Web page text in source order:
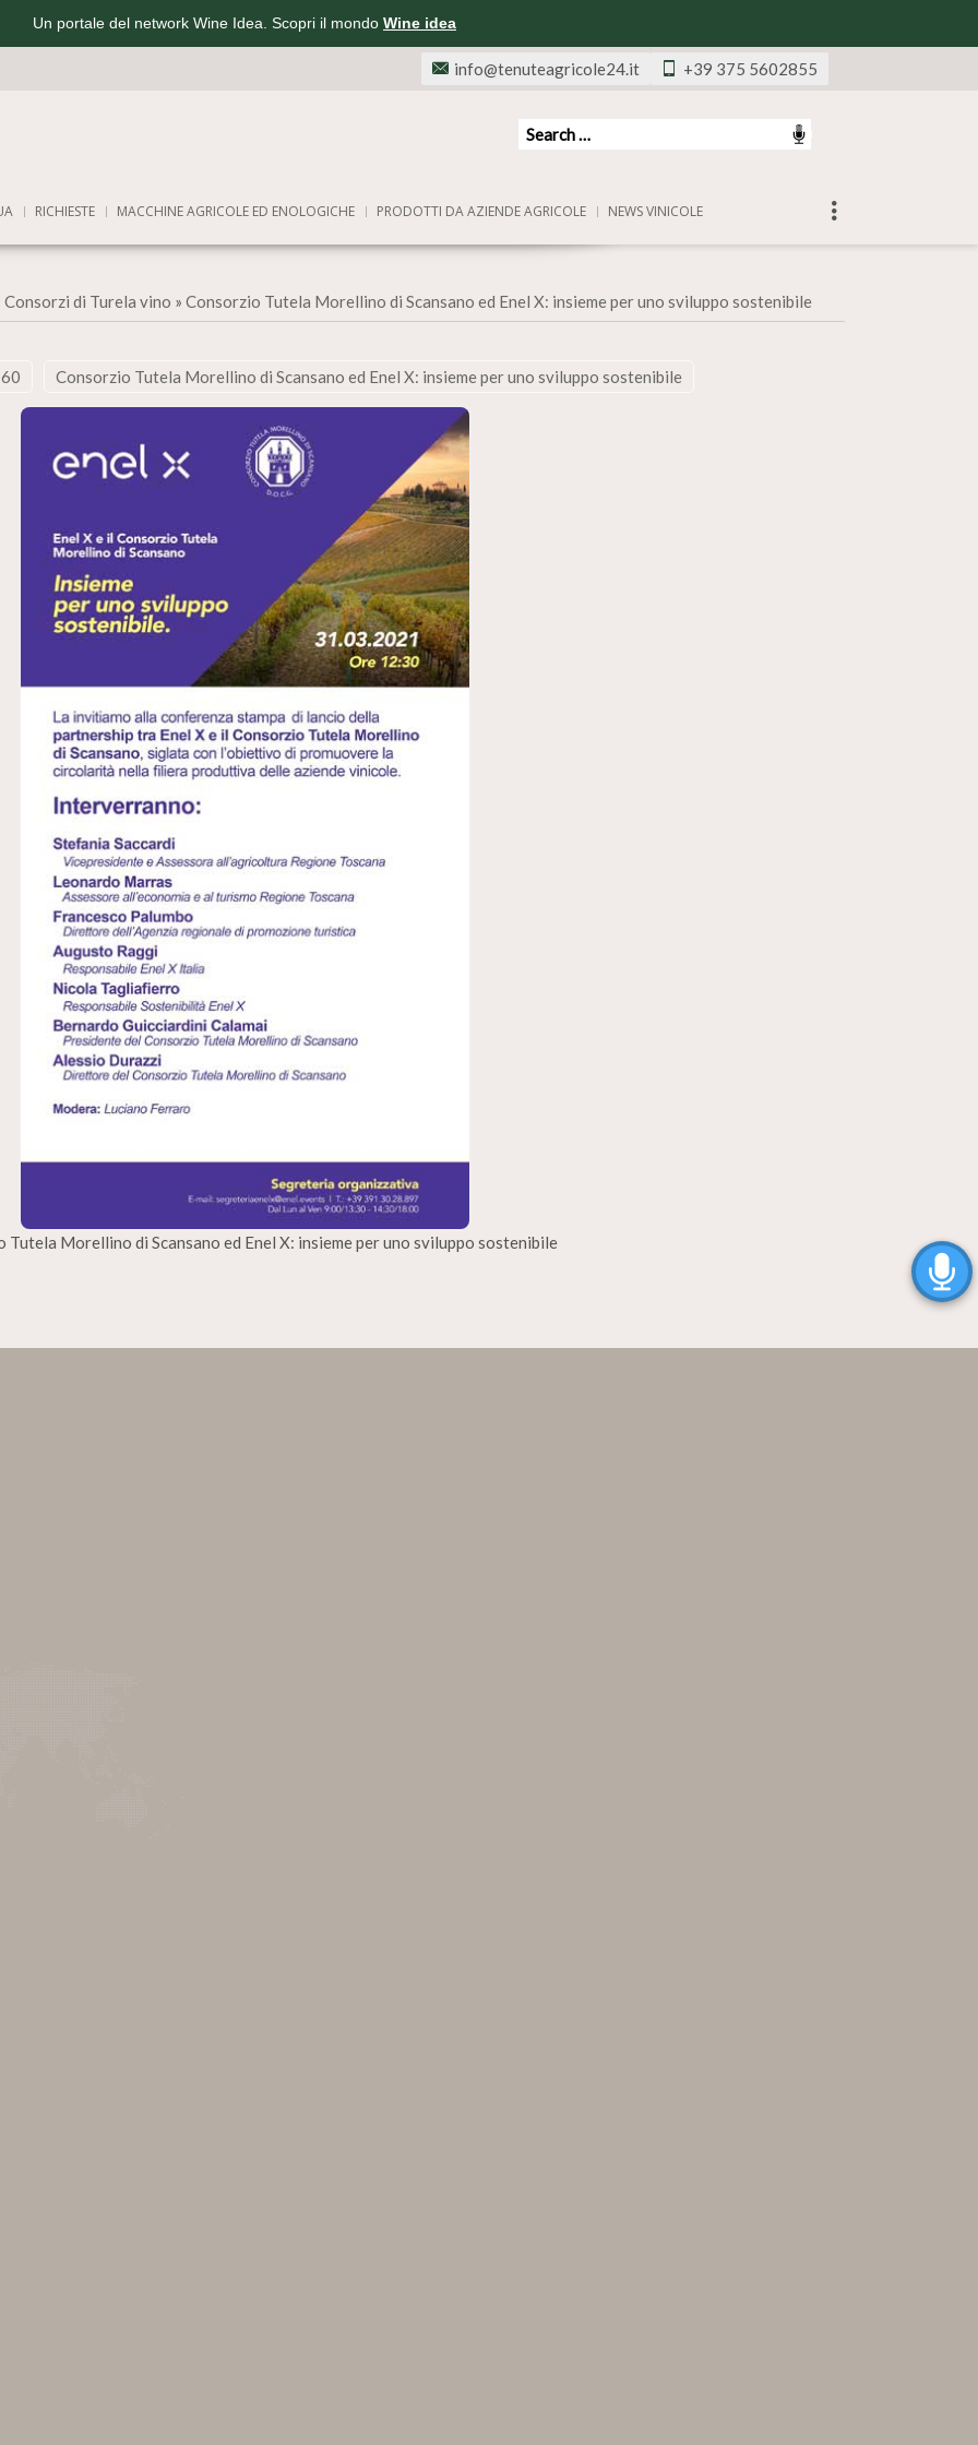
Un portale del network Wine Idea. Scopri il mondo Wine idea
+39 375 5602855
info@tenuteagricole24.it
RICHIESTE MACCHINE AGRICOLE ED ENOLOGICHE PRODOTTI DA AZIENDE AGRICOLE NEWS VINICOLE
Consorzi di Turela vino » Consorzio Tutela Morellino di Scansano ed Enel X: insieme per uno sviluppo sostenibile
Consorzio Tutela Morellino di Scansano ed Enel X: insieme per uno sviluppo sostenibile
Tutela Morellino di Scansano ed Enel X: insieme per uno sviluppo sostenibile